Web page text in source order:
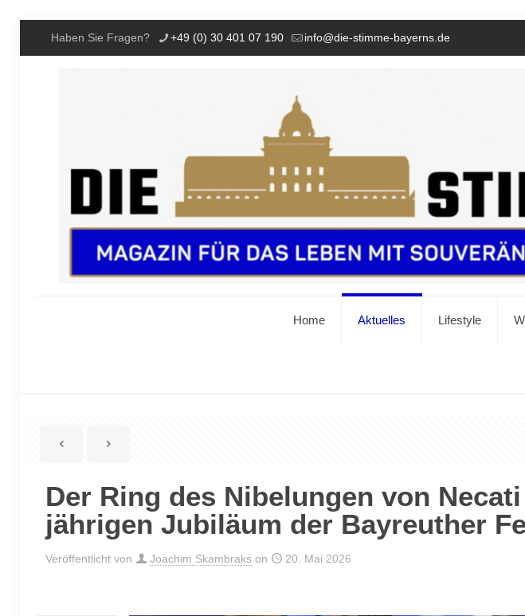
Haben Sie Fragen? +49 (0) 30 401 07 190 info@die-stimme-bayerns.de
Home Aktuelles Lifestyle
Der Ring des Nibelungen von
jährigen Jubiläum der Bayreuther
Veröffentlicht von Joachim Skambraks on 20. Mai 2026